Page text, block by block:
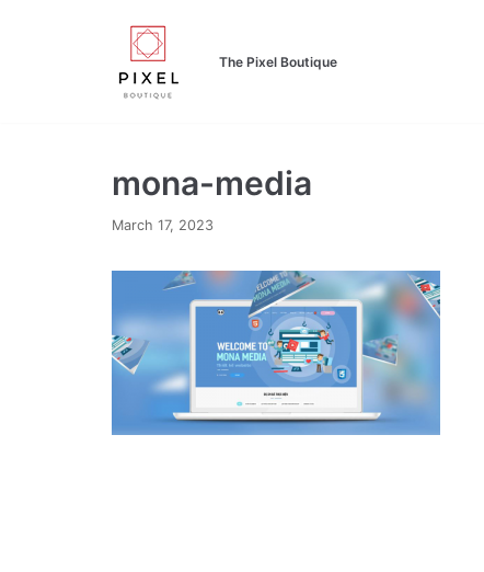
The Pixel Boutique
mona-media
March 17, 2023